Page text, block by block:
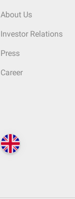
About Us
Investor Relations
Press
Career